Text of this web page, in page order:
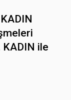
KADIN ile